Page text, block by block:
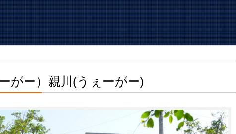
がー）親川(うぇーがー)